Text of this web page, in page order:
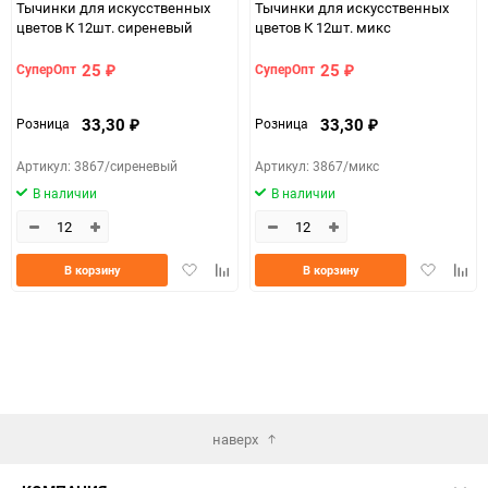
Тычинки для искусственных
цветов К 12шт. сиреневый
СуперОпт 25 ₽
Розница 33,30 ₽
Артикул: 3867/сиреневый
В наличии
ДобавитьДобавить
В корзину
Тычинки для искусственных
цветов К 12шт. микс
СуперОпт 25 ₽
Розница 33,30 ₽
Артикул: 3867/микс
В наличии
Добавить
В корзину
наверх